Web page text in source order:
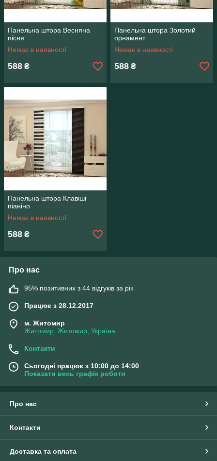
Панельна штора Весняна
пісня
Немає в наявності
588 ₴
Панельна штора Золотий
орнамент
Немає в наявності
588 ₴
Панельна штора Клавіші
піаніно
Немає в наявності
588 ₴
Про нас
95% позитивних з 44 відгуків за рік
Працює з 28.12.2017
м. Житомир
Житомир, Житомир, Україна
Контакти
Сьогодні працює з 10:00 до 14:00
Показати весь графік роботи
Про нас
Контакти
Доставка та оплата